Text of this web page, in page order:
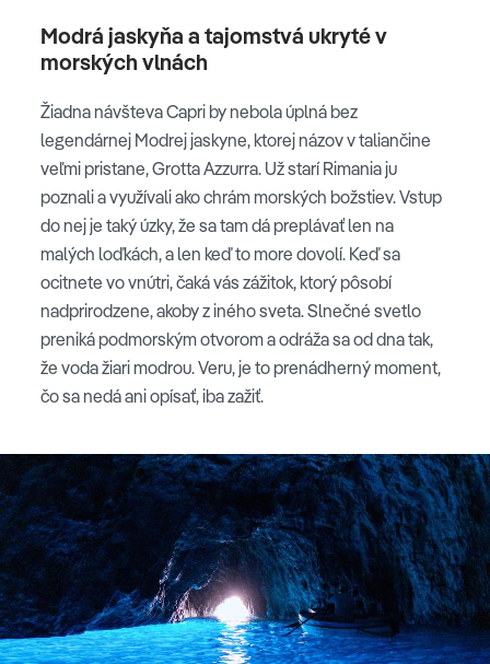
Modrá jaskyňa a tajomstvá ukryté v
morských vlnách
Žiadna návšteva Capri by nebola úplná bez
legendárnej Modrej jaskyne, ktorej názov v taliančine
veľmi pristane, Grotta Azzurra. Už starí Rimania ju
poznali a využívali ako chrám morských božstiev. Vstup
do nej je taký úzky, že sa tam dá preplávať len na
malých loďkách, a len keď to more dovolí. Keď sa
ocitnete vo vnútri, čaká vás zážitok, ktorý pôsobí
nadprirodzene, akoby z iného sveta. Slnečné svetlo
preniká podmorským otvorom a odráža sa od dna tak,
že voda žiari modrou. Veru, je to prenádherný moment,
čo sa nedá ani opísať, iba zažiť.